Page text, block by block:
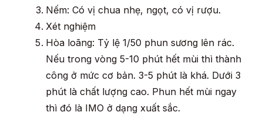
Nếm: Có vị chua nhẹ, ngọt, có vị rượu.
Xét nghiệm
Hòa loãng: Tỷ lệ 1/50 phun sương lên rác.
Nếu trong vòng 5-10 phút hết mùi thì thành
công ở mức cơ bản. 3-5 phút là khá. Dưới 3
phút là chất lượng cao. Phun hết mùi ngay
thì đó là IMO ở dạng xuất sắc.